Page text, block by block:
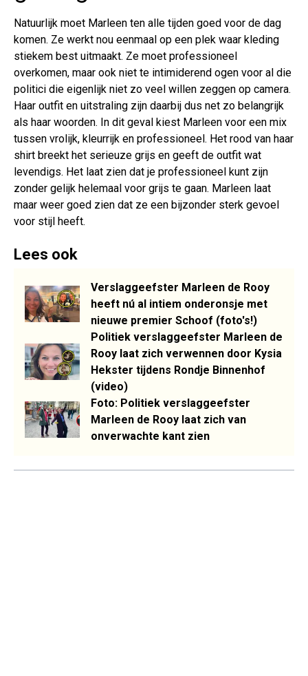
Natuurlijk moet Marleen ten alle tijden goed voor de dag
komen. Ze werkt nou eenmaal op een plek waar kleding
stiekem best uitmaakt. Ze moet professioneel
overkomen, maar ook niet te intimiderend ogen voor al die
politici die eigenlijk niet zo veel willen zeggen op camera.
Haar outfit en uitstraling zijn daarbij dus net zo belangrijk
als haar woorden. In dit geval kiest Marleen voor een mix
tussen vrolijk, kleurrijk en professioneel. Het rood van haar
shirt breekt het serieuze grijs en geeft de outfit wat
levendigs. Het laat zien dat je professioneel kunt zijn
zonder gelijk helemaal voor grijs te gaan. Marleen laat
maar weer goed zien dat ze een bijzonder sterk gevoel
voor stijl heeft.
Lees ook
Verslaggeefster Marleen de Rooy
heeft nú al intiem onderonsje met
nieuwe premier Schoof (foto's!)
Politiek verslaggeefster Marleen de
Rooy laat zich verwennen door Kysia
Hekster tijdens Rondje Binnenhof
(video)
Foto: Politiek verslaggeefster
Marleen de Rooy laat zich van
onverwachte kant zien